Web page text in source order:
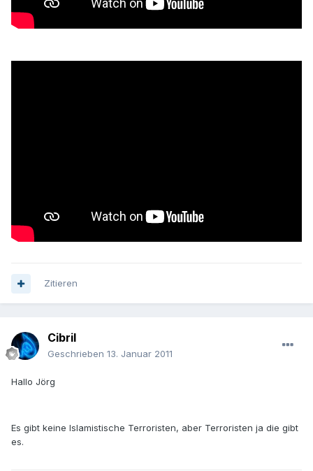
Zitieren
Cibril
Geschrieben 13. Januar 2011
Hallo Jörg
Es gibt keine Islamistische Terroristen, aber Terroristen ja die gibt
es.